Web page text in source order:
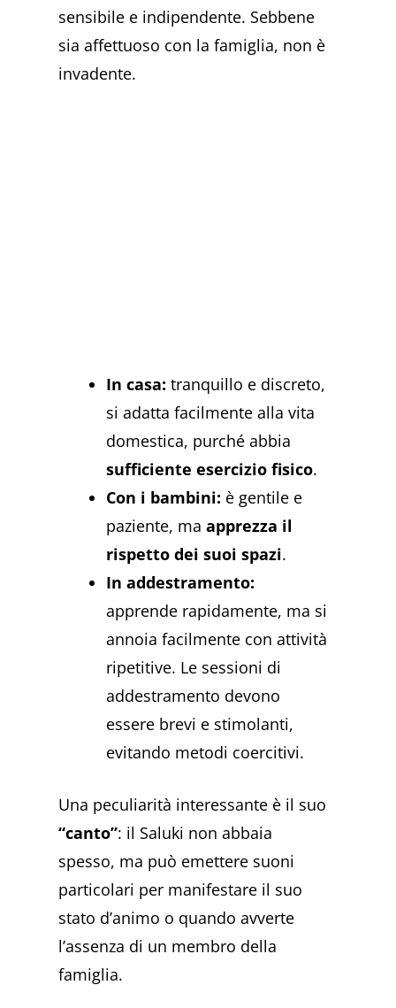
sensibile e indipendente. Sebbene
sia affettuoso con la famiglia, non è
invadente.
In casa: tranquillo e discreto,
si adatta facilmente alla vita
domestica, purché abbia
sufficiente esercizio fisico.
Con i bambini: è gentile e
paziente, maapprezza il
rispetto dei suoi spazi.
In addestramento:
apprende rapidamente, ma si
annoia facilmente con attività
ripetitive. Le sessioni di
addestramento devono
essere brevi e stimolanti,
evitando metodi coercitivi.
Una peculiarità interessante è il suo
“canto”: il Saluki non abbaia
spesso, ma può emettere suoni
particolari per manifestare il suo
stato d’animo o quando avverte
l’assenza di un membro della
famiglia.